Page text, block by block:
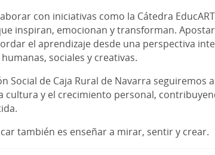
con iniciativas como la Cátedra
inspiran, emocionan y transforman.
el aprendizaje desde una perspectiva
sociales y creativas.
Social de Caja Rural de Navarra
cultura y el crecimiento personal,
también es enseñar a mirar, sentir y crear.